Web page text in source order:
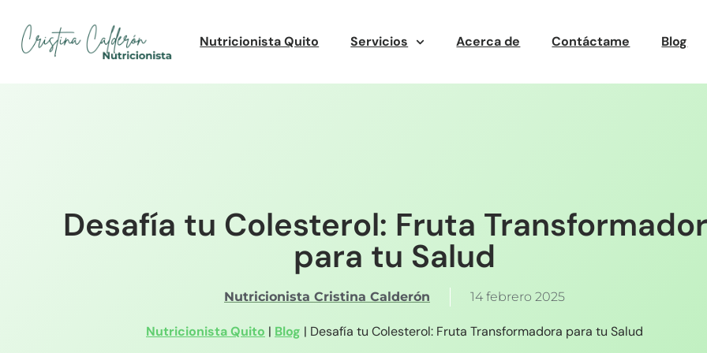
Nutricionista Quito Servicios Acerca de Contáctame Blog
Desafía tu Colesterol: Fruta
para tu Salud
Nutricionista Cristina Calderón 14 febrero 2025
Nutricionista Quito | Blog | Desafía tu Colesterol: Fruta Transformadora para tu Salud